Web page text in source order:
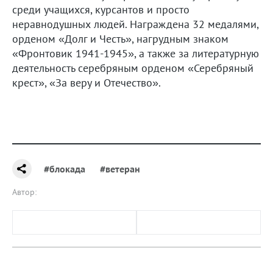
среди учащихся, курсантов и просто
неравнодушных людей. Награждена 32 медалями,
орденом «Долг и Честь», нагрудным знаком
«Фронтовик 1941-1945», а также за литературную
деятельность серебряным орденом «Серебряный
крест», «За веру и Отечество».
#блокада #ветеран
Автор: